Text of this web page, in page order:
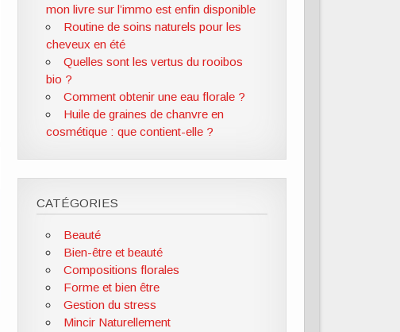
mon livre sur l’immo est enfin disponible
Routine de soins naturels pour les
cheveux en été
Quelles sont les vertus du rooibos
bio ?
Comment obtenir une eau florale ?
Huile de graines de chanvre en
cosmétique : que contient-elle ?
CATÉGORIES
Beauté
Bien-être et beauté
Compositions florales
Forme et bien être
Gestion du stress
Mincir Naturellement